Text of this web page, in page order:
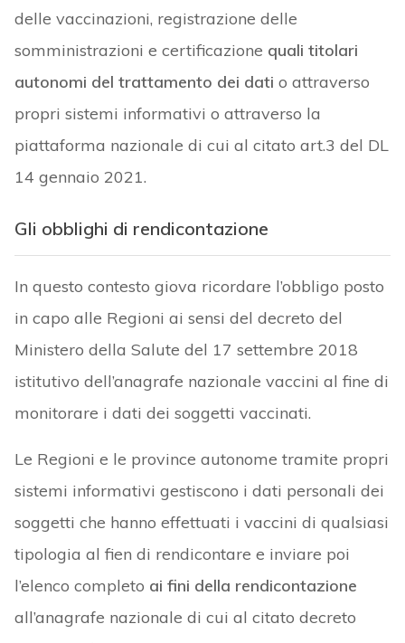
delle vaccinazioni, registrazione delle
somministrazioni e certificazione quali titolari
autonomi del trattamento dei dati o attraverso
propri sistemi informativi o attraverso la
piattaforma nazionale di cui al citato art.3 del DL
14 gennaio 2021.
Gli obblighi di rendicontazione
In questo contesto giova ricordare l’obbligo posto
in capo alle Regioni ai sensi del decreto del
Ministero della Salute del 17 settembre 2018
istitutivo dell’anagrafe nazionale vaccini al fine di
monitorare i dati dei soggetti vaccinati.
Le Regioni e le province autonome tramite propri
sistemi informativi gestiscono i dati personali dei
soggetti che hanno effettuati i vaccini di qualsiasi
tipologia al fien di rendicontare e inviare poi
l’elenco completo ai fini della rendicontazione
all’anagrafe nazionale di cui al citato decreto